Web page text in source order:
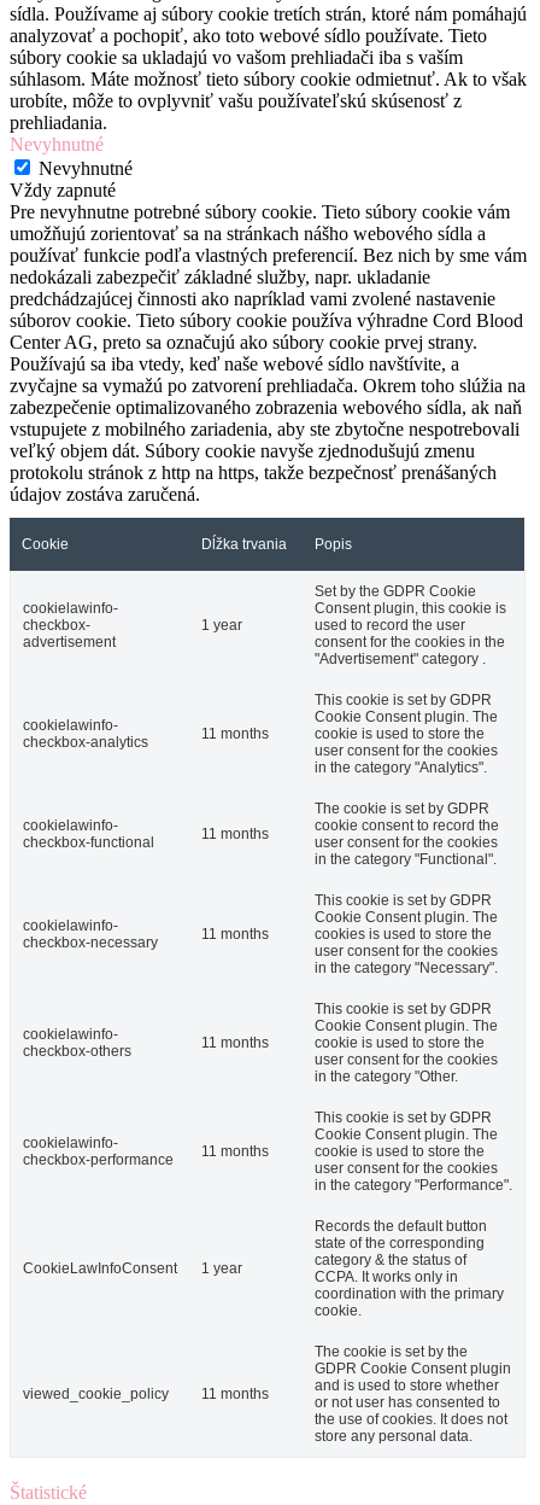
sídla. Používame aj súbory cookie tretích strán, ktoré nám pomáhajú
analyzovať a pochopiť, ako toto webové sídlo používate. Tieto
súbory cookie sa ukladajú vo vašom prehliadači iba s vaším
súhlasom. Máte možnosť tieto súbory cookie odmietnuť. Ak to však
urobíte, môže to ovplyvniť vašu používateľskú skúsenosť z
prehliadania.
Nevyhnutné
Nevyhnutné
Vždy zapnuté
Pre nevyhnutne potrebné súbory cookie. Tieto súbory cookie vám
umožňujú zorientovať sa na stránkach nášho webového sídla a
používať funkcie podľa vlastných preferencií. Bez nich by sme vám
nedokázali zabezpečiť základné služby, napr. ukladanie
predchádzajúcej činnosti ako napríklad vami zvolené nastavenie
súborov cookie. Tieto súbory cookie používa výhradne Cord Blood
Center AG, preto sa označujú ako súbory cookie prvej strany.
Používajú sa iba vtedy, keď naše webové sídlo navštívite, a
zvyčajne sa vymažú po zatvorení prehliadača. Okrem toho slúžia na
zabezpečenie optimalizovaného zobrazenia webového sídla, ak naň
vstupujete z mobilného zariadenia, aby ste zbytočne nespotrebovali
veľký objem dát. Súbory cookie navyše zjednodušujú zmenu
protokolu stránok z http na https, takže bezpečnosť prenášaných
údajov zostáva zaručená.
Cookie Dĺžka trvania Popis
cookielawinfo-
checkbox-
advertisement
1 year
Set by the GDPR Cookie
Consent plugin, this cookie is
used to record the user
consent for the cookies in the
"Advertisement" category .
cookielawinfo-
checkbox-analytics
11 months
This cookie is set by GDPR
Cookie Consent plugin. The
cookie is used to store the
user consent for the cookies
in the category "Analytics".
cookielawinfo-
checkbox-functional
11 months
The cookie is set by GDPR
cookie consent to record the
user consent for the cookies
in the category "Functional".
cookielawinfo-
checkbox-necessary
11 months
This cookie is set by GDPR
Cookie Consent plugin. The
cookies is used to store the
user consent for the cookies
in the category "Necessary".
cookielawinfo-
checkbox-others
11 months
This cookie is set by GDPR
Cookie Consent plugin. The
cookie is used to store the
user consent for the cookies
in the category "Other.
cookielawinfo-
checkbox-performance
11 months
This cookie is set by GDPR
Cookie Consent plugin. The
cookie is used to store the
user consent for the cookies
in the category "Performance".
CookieLawInfoConsent 1 year
Records the default button
state of the corresponding
category & the status of
CCPA. It works only in
coordination with the primary
cookie.
viewed_cookie_policy 11 months
The cookie is set by the
GDPR Cookie Consent plugin
and is used to store whether
or not user has consented to
the use of cookies. It does not
store any personal data.
Štatistické